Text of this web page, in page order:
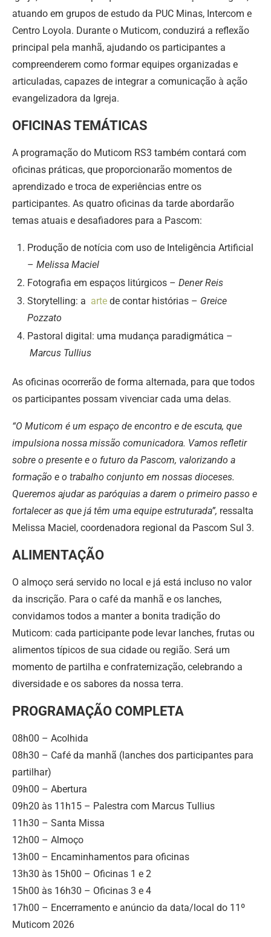
atuando em grupos de estudo da PUC Minas, Intercom e
Centro Loyola. Durante o Muticom, conduzirá a reflexão
principal pela manhã, ajudando os participantes a
compreenderem como formar equipes organizadas e
articuladas, capazes de integrar a comunicação à ação
evangelizadora da Igreja.
OFICINAS TEMÁTICAS
A programação do Muticom RS3 também contará com
oficinas práticas, que proporcionarão momentos de
aprendizado e troca de experiências entre os
participantes. As quatro oficinas da tarde abordarão
temas atuais e desafiadores para a Pascom:
Produção de notícia com uso de Inteligência Artificial
– Melissa Maciel
Fotografia em espaços litúrgicos – Dener Reis
Storytelling: a arte de contar histórias – Greice
Pozzato
Pastoral digital: uma mudança paradigmática –
Marcus Tullius
As oficinas ocorrerão de forma alternada, para que todos
os participantes possam vivenciar cada uma delas.
“O Muticom é um espaço de encontro e de escuta, que
impulsiona nossa missão comunicadora. Vamos refletir
sobre o presente e o futuro da Pascom, valorizando a
formação e o trabalho conjunto em nossas dioceses.
Queremos ajudar as paróquias a darem o primeiro passo e
fortalecer as que já têm uma equipe estruturada”, ressalta
Melissa Maciel, coordenadora regional da Pascom Sul 3.
ALIMENTAÇÃO
O almoço será servido no local e já está incluso no valor
da inscrição. Para o café da manhã e os lanches,
convidamos todos a manter a bonita tradição do
Muticom: cada participante pode levar lanches, frutas ou
alimentos típicos de sua cidade ou região. Será um
momento de partilha e confraternização, celebrando a
diversidade e os sabores da nossa terra.
PROGRAMAÇÃO COMPLETA
08h00 – Acolhida
08h30 – Café da manhã (lanches dos participantes para
partilhar)
09h00 – Abertura
09h20 às 11h15 – Palestra com Marcus Tullius
11h30 – Santa Missa
12h00 – Almoço
13h00 – Encaminhamentos para oficinas
13h30 às 15h00 – Oficinas 1 e 2
15h00 às 16h30 – Oficinas 3 e 4
17h00 – Encerramento e anúncio da data/local do 11º
Muticom 2026